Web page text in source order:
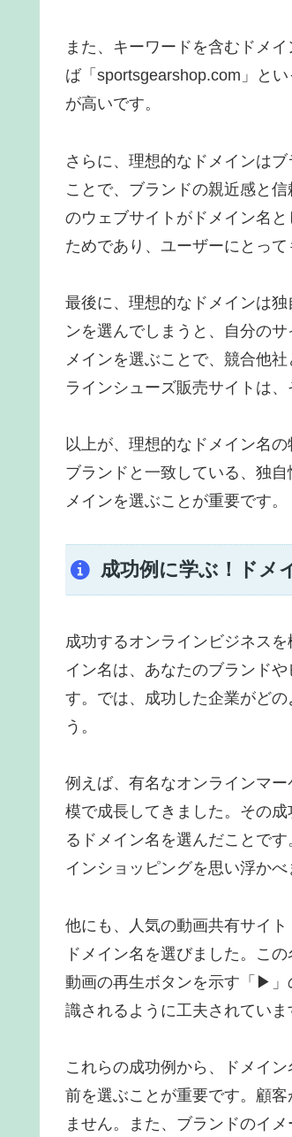
また、キーワードを含むドメ
ば「sportsgearshop.com」と
が高いです。
さらに、理想的なドメインは
ことで、ブランドの親近感と
のウェブサイトがドメイン名
ためであり、ユーザーにとっ
最後に、理想的なドメインは
ンを選んでしまうと、自分の
メインを選ぶことで、競合他
ラインシューズ販売サイトは
以上が、理想的なドメイン名
ブランドと一致している、独
メインを選ぶことが重要です。
成功例に学ぶ！ドメ
成功するオンラインビジネス
イン名は、あなたのブランド
す。では、成功した企業がど
う。
例えば、有名なオンラインマ
模で成長してきました。その
るドメイン名を選んだことで
インショッピングを思い浮かべ
他にも、人気の動画共有サイ
ドメイン名を選びました。こ
動画の再生ボタンを示す「▶」
識されるように工夫されていま
これらの成功例から、ドメイ
前を選ぶことが重要です。顧
ません。また、ブランドのイ